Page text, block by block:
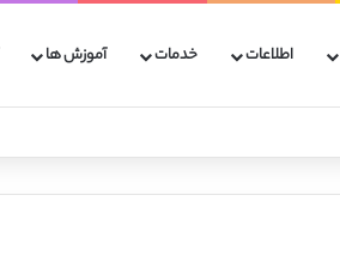
اطلاعات خدمات آموزش ها